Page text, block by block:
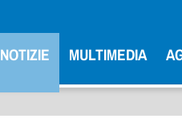
NOTIZIE MULTIMEDIA